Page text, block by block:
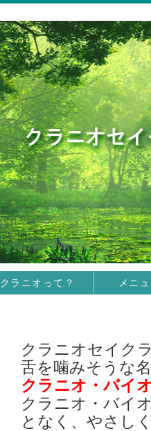
クラニオって？ メニ
クラニオセイク
舌を噛みそうな
クラニオ・バイ
クラニオ・バイ
となく、やさし